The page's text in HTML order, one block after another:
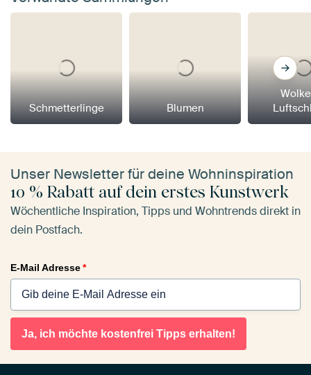
Schmetterlinge Blumen
Unser Newsletter für deine Wohninspiration
10 % Rabatt auf dein erstes Kunstwerk
Wöchentliche Inspiration, Tipps und Wohntrends direkt in
dein Postfach.
E-Mail Adresse*
Ja, ich möchte kostenfrei Tipps erhalten!